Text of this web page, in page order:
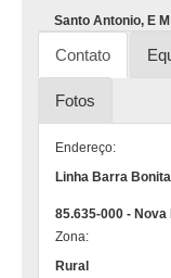
Santo Antonio, E
Contato
Fotos
Endereço:
Linha Barra Bonita
85.635-000 -
Zona:
Rural